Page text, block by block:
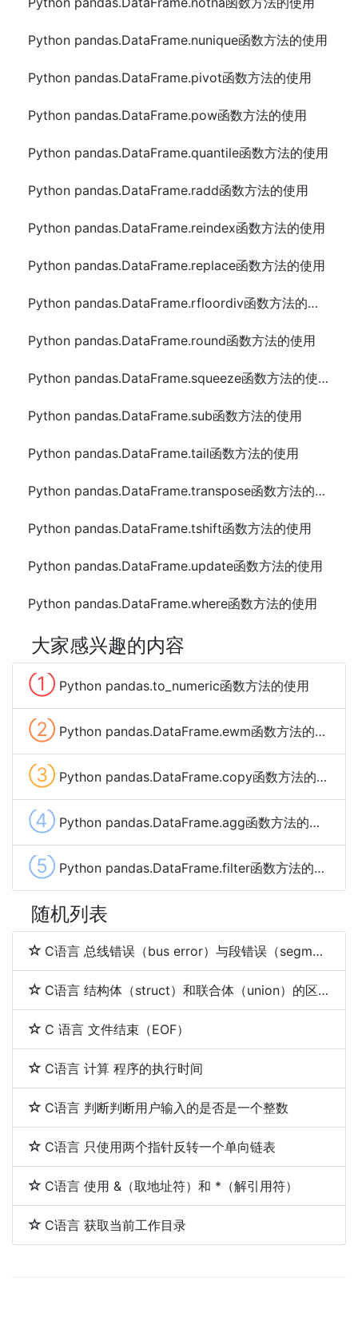
Python pandas.DataFrame.nunique函数方法的使用
Python pandas.DataFrame.pivot函数方法的使用
Python pandas.DataFrame.pow函数方法的使用
Python pandas.DataFrame.quantile函数方法的使用
Python pandas.DataFrame.radd函数方法的使用
Python pandas.DataFrame.reindex函数方法的使用
Python pandas.DataFrame.replace函数方法的使用
Python pandas.DataFrame.rfloordiv函数方法的使用
Python pandas.DataFrame.round函数方法的使用
Python pandas.DataFrame.squeeze函数方法的使用
Python pandas.DataFrame.sub函数方法的使用
Python pandas.DataFrame.tail函数方法的使用
Python pandas.DataFrame.transpose函数方法的使用
Python pandas.DataFrame.tshift函数方法的使用
Python pandas.DataFrame.update函数方法的使用
Python pandas.DataFrame.where函数方法的使用
大家感兴趣的内容
① Python pandas.to_numeric函数方法的使用
② Python pandas.DataFrame.ewm函数方法的使用
③ Python pandas.DataFrame.copy函数方法的使用
④ Python pandas.DataFrame.agg函数方法的使用
⑤ Python pandas.DataFrame.filter函数方法的使用
随机列表
C语言 总线错误（bus error）与段错误（segmentation fault）
C语言 结构体（struct）和联合体（union）的区别
C 语言 文件结束（EOF）
C语言 计算 程序的执行时间
C语言 判断判断用户输入的是否是一个整数
C语言 只使用两个指针反转一个单向链表
C语言 使用 &（取地址符）和 *（解引用符）
C语言 获取当前工作目录